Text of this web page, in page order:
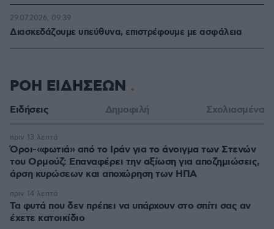
Διασκεδάζουμε υπεύθυνα, επιστρέφουμε με ασφάλεια
29.07.2026, 09:39
ΡΟΗ ΕΙΔΗΣΕΩΝ
Ειδήσεις Δημοφιλή Σχολιασμένα
Όροι-«φωτιά» από το Ιράν για το άνοιγμα των Στενών
του Ορμούζ: Επαναφέρει την αξίωση για αποζημιώσεις,
άρση κυρώσεων και αποχώρηση των ΗΠΑ
πριν 13 λεπτά
Τα φυτά που δεν πρέπει να υπάρχουν στο σπίτι σας αν
έχετε κατοικίδιο
πριν 14 λεπτά